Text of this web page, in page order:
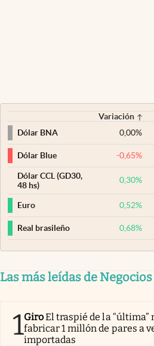
Variación
Dólar BNA
0,00%
Dólar Blue -0,65%
Dólar CCL (GD30,
48 hs)
0,30%
Euro 0,52%
Real brasileño 0,68%
Las más leídas de Negocios
1GiroEl traspié de la “última”
fabricar 1 millón de pares a
importadas